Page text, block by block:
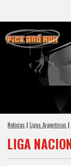
Noticias | Ligas Argentinas |
LIGA